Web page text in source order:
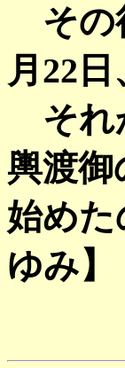
その
月22
それ
輿渡御
始め
ゆみ】